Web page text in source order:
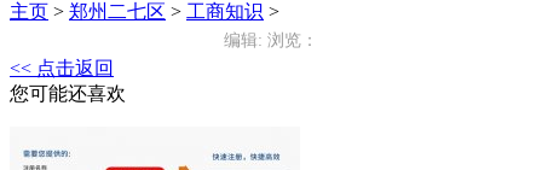
主页 > 郑州二七区 > 工商知识 >
编辑: 浏览：
<< 点击返回
您可能还喜欢